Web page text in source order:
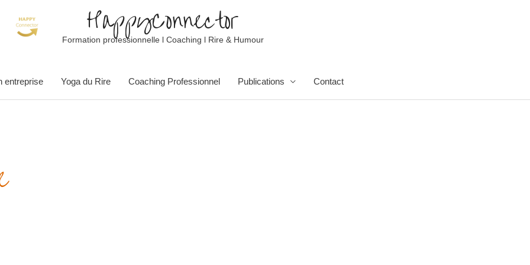
HappyConnector
Formation professionnelle l Coaching l Rire & Humour
entreprise Yoga du Rire Coaching Professionnel Publications Contact